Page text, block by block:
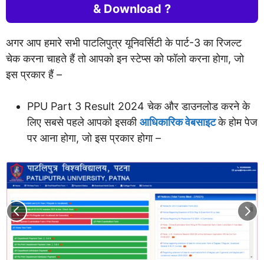
& Download ?
अगर आप हमारे सभी पाटलिपुत्र यूनिवर्सिटी के पार्ट-3 का रिजल्ट
चेक करना चाहते हैं तो आपको इन स्टेप्स को फॉलो करना होगा, जो
इस प्रकार हैं –
PPU Part 3 Result 2024 चेक और डाउनलोड करने के
लिए सबसे पहले आपको इसकीआधिकारिक वेबसाइटके होम पेज
पर आना होगा, जो इस प्रकार होगा –